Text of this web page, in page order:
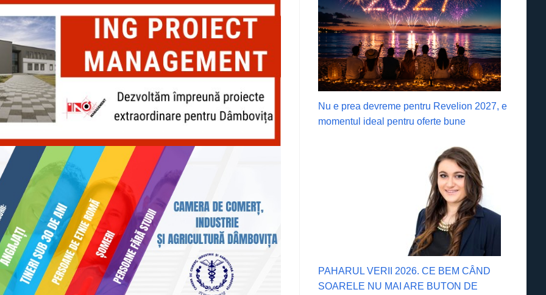
Nu e prea devreme pentru Revelion 2027, e
momentul ideal pentru oferte bune
PAHARUL VERII 2026. CE BEM CÂND
SOARELE NU MAI ARE BUTON DE